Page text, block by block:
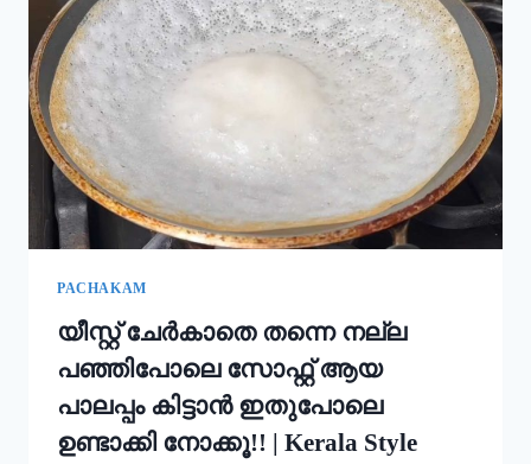
രുചിയാകും;
ഓണം
സദ്യ
അവിയൽ
ഉണ്ടാക്കൂ!
SADHYA
SPECIAL
PACHAKAM
യീസ്റ്റ് ചേർകാതെ തന്നെ നല്ല
പഞ്ഞിപോലെ സോഫ്റ്റ് ആയ
പാലപ്പം കിട്ടാൻ ഇതുപോലെ
ഉണ്ടാക്കി നോക്കൂ!! | Kerala Style